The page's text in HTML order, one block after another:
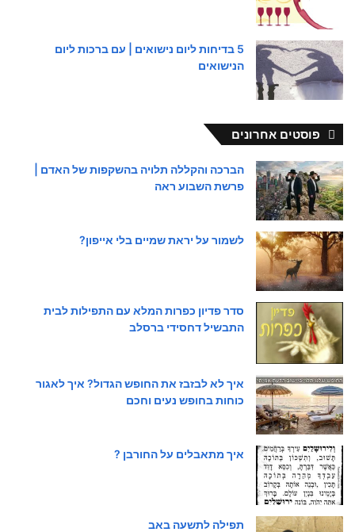
5 בדיחות ליום נישואים | עם ברכות ליום
הנישואים
פוסטים אחרונים
הברכה והקללה תלויה בהשקפות של האדם |
פרשת השבוע ראה
לשמור על יראת שמיים בלי אייפון?
סדר פדיון כפרות המלא עם התפילות לבית
התבשיל דחסידי ברסלב
איך לא לבזבז את החופש הגדול? איך לאגור
כוחות בחופש נעים וחכם
איך מתאבלים על החורבן ?
תפילה לתשעה באב